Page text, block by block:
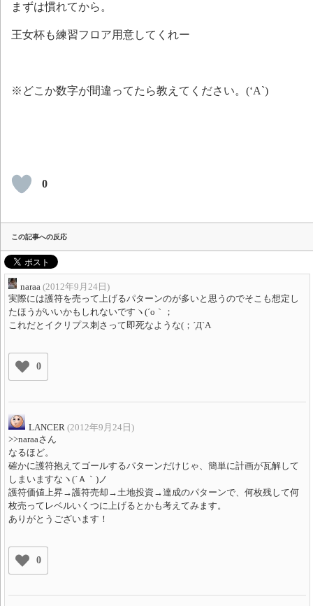
まずは慣れてから。
王女杯も練習フロア用意してくれー
※どこか数字が間違ってたら教えてください。(‘A`)
0
この記事への反応
naraa (2012年9月24日)
実際には護符を売って上げるパターンのが多いと思うのでそこも想定し
たほうがいいかもしれないですヽ(´o｀；
これだとイクリプス刺さって即死なような(；´Д`A
0
LANCER (2012年9月24日)
>>naraaさん
なるほど。
確かに護符抱えてゴールするパターンだけじゃ、簡単に計画が瓦解して
しまいますなヽ(´Ａ｀)ノ
護符価値上昇→護符売却→土地投資→達成のパターンで、何枚残して何
枚売ってレベルいくつに上げるとかも考えてみます。
ありがとうございます！
0